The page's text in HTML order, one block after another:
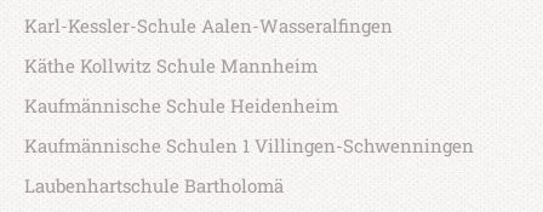
Karl-Kessler-Schule Aalen-Wasseralfingen
Käthe Kollwitz Schule Mannheim
Kaufmännische Schule Heidenheim
Kaufmännische Schulen 1 Villingen-Schwenningen
Laubenhartschule Bartholomä